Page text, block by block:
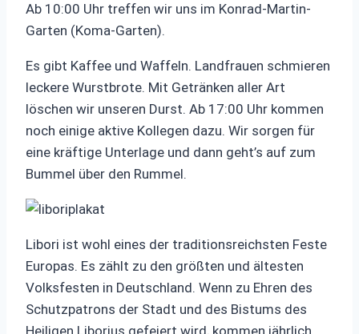
Ab 10:00 Uhr treffen wir uns im Konrad-Martin-
Garten (Koma-Garten).
Es gibt Kaffee und Waffeln. Landfrauen schmieren
leckere Wurstbrote. Mit Getränken aller Art
löschen wir unseren Durst. Ab 17:00 Uhr kommen
noch einige aktive Kollegen dazu. Wir sorgen für
eine kräftige Unterlage und dann geht’s auf zum
Bummel über den Rummel.
Libori ist wohl eines der traditionsreichsten Feste
Europas. Es zählt zu den größten und ältesten
Volksfesten in Deutschland. Wenn zu Ehren des
Schutzpatrons der Stadt und des Bistums des